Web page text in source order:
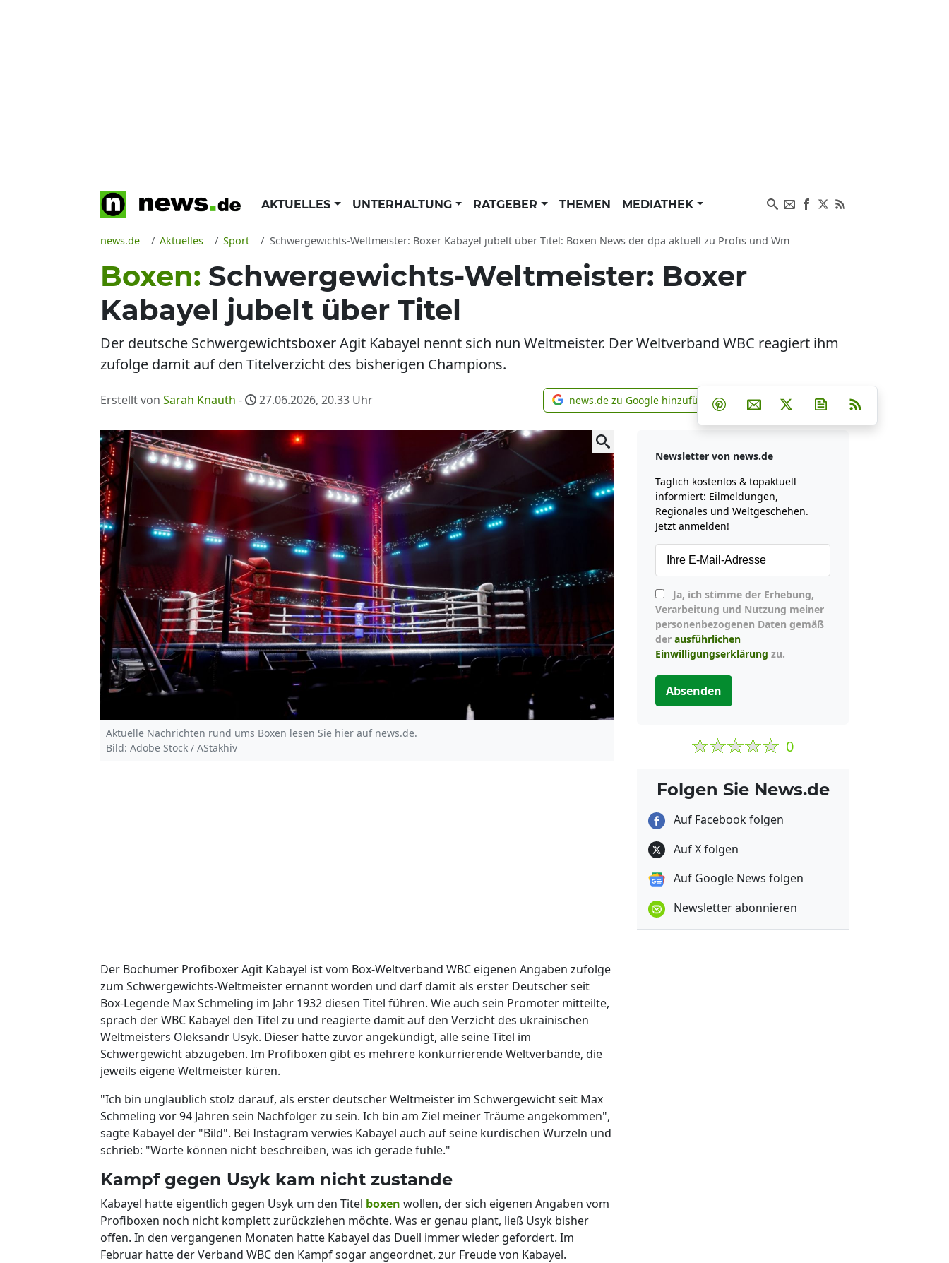
AKTUELLES UNTERHALTUNG RATGEBER THEMEN MEDIATHEK
news.de Aktuelles Sport Schwergewichts-Weltmeister: Boxer Kabayel jubelt über Titel: Boxen News der dpa aktuell zu Profis und Wm
Boxen: Schwergewichts-Weltmeister: Boxer
Kabayel jubelt über Titel
Der deutsche Schwergewichtsboxer Agit Kabayel nennt sich nun Weltmeister. Der Weltverband WBC reagiert ihm
zufolge damit auf den Titelverzicht des bisherigen Champions.
Erstellt von Sarah Knauth - 27.06.2026, 20.33 Uhr news.de zu Google hinzufügen
news.de zu Google hinzufügen Teilen auf Facebook
Teilen auf Whatsapp
Teilen auf Telegram
Teilen auf Pinterest
Per E-Mail teilen
Post auf XNewsletter
Aktuelle Nachrichten rund ums Boxen lesen Sie hier auf news.de.
Bild: Adobe Stock / AStakhiv
Der Bochumer Profiboxer Agit Kabayel ist vom Box-Weltverband WBC eigenen Angaben zufolge
zum Schwergewichts-Weltmeister ernannt worden und darf damit als erster Deutscher seit
Box-Legende Max Schmeling im Jahr 1932 diesen Titel führen. Wie auch sein Promoter mitteilte,
sprach der WBC Kabayel den Titel zu und reagierte damit auf den Verzicht des ukrainischen
Weltmeisters Oleksandr Usyk. Dieser hatte zuvor angekündigt, alle seine Titel im
Schwergewicht abzugeben. Im Profiboxen gibt es mehrere konkurrierende Weltverbände, die
jeweils eigene Weltmeister küren.
"Ich bin unglaublich stolz darauf, als erster deutscher Weltmeister im Schwergewicht seit Max
Schmeling vor 94 Jahren sein Nachfolger zu sein. Ich bin am Ziel meiner Träume angekommen",
sagte Kabayel der "Bild". Bei Instagram verwies Kabayel auch auf seine kurdischen Wurzeln und
schrieb: "Worte können nicht beschreiben, was ich gerade fühle."
Kampf gegen Usyk kam nicht zustande
Kabayel hatte eigentlich gegen Usyk um den Titel boxen wollen, der sich eigenen Angaben vom
Profiboxen noch nicht komplett zurückziehen möchte. Was er genau plant, ließ Usyk bisher
offen. In den vergangenen Monaten hatte Kabayel das Duell immer wieder gefordert. Im
Februar hatte der Verband WBC den Kampf sogar angeordnet, zur Freude von Kabayel.
Newsletter von news.de
Täglich kostenlos & topaktuell
informiert: Eilmeldungen,
Regionales und Weltgeschehen.
Jetzt anmelden!
Verarbeitung und Nutzung meiner
personenbezogenen Daten gemäß
der ausführlichen
Einwilligungserklärung zu.
Absenden
0
Folgen Sie News.de
Auf Facebook folgen
Auf X folgen
Auf Google News folgen
Newsletter abonnieren